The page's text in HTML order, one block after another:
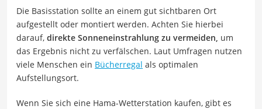
Die Basisstation sollte an einem gut sichtbaren Ort
aufgestellt oder montiert werden. Achten Sie hierbei
darauf, direkte Sonneneinstrahlung zu vermeiden, um
das Ergebnis nicht zu verfälschen. Laut Umfragen nutzen
viele Menschen ein Bücherregal als optimalen
Aufstellungsort.
Wenn Sie sich eine Hama-Wetterstation kaufen, gibt es